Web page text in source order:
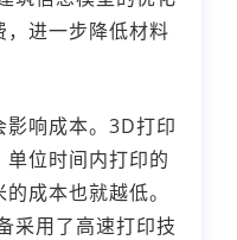
进一步降低材料
响成本。3D打印
位时间内打印的
成本也就越低。
采用了高速打印技